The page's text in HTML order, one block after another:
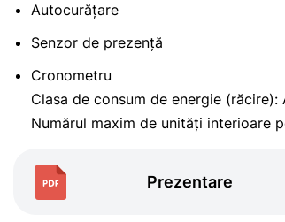
Autocurățare
Senzor de prezență
Cronometru
Clasa de consum de energie (răcire):
Numărul maxim de unități interioare
Prezentare